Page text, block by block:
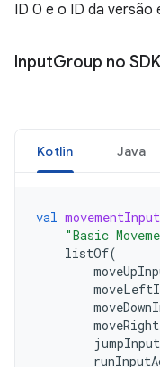
ID 0 e o ID da versão
InputGroup no
Kotlin Java
val
"Basic
listOf(